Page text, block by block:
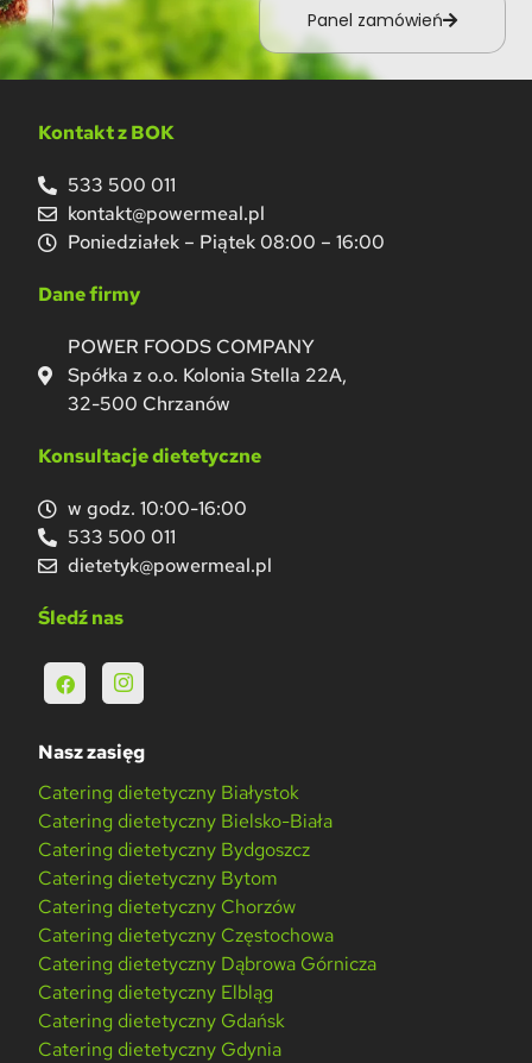
Panel zamówień
Kontakt z BOK
533 500 011
kontakt@powermeal.pl
Poniedziałek – Piątek 08:00 – 16:00
Dane firmy
POWER FOODS COMPANY
Spółka z o.o. Kolonia Stella 22A,
32-500 Chrzanów
Konsultacje dietetyczne
w godz. 10:00-16:00
533 500 011
dietetyk@powermeal.pl
Śledź nas
Nasz zasięg
Catering dietetyczny Białystok
Catering dietetyczny Bielsko-Biała
Catering dietetyczny Bydgoszcz
Catering dietetyczny Bytom
Catering dietetyczny Chorzów
Catering dietetyczny Częstochowa
Catering dietetyczny Dąbrowa Górnicza
Catering dietetyczny Elbląg
Catering dietetyczny Gdańsk
Catering dietetyczny Gdynia